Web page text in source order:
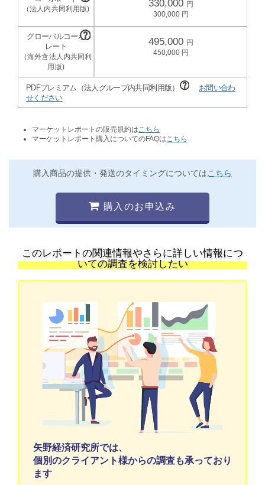
330,000
300,000
495,000
450,000
PDFプレミアム（法人グループ内共同利用版）
お問い合わ
せください
マーケットレポートの販売規約は こちら
マーケットレポート購入についてのFAQは こちら
購入商品の提供・発送のタイミングについてはこちら
購入のお申込み
このレポートの関連情報やさらに詳しい情報につ
いての調査を検討したい
矢野経済研究所では、
個別のクライアント様からの調査も承っており
ます